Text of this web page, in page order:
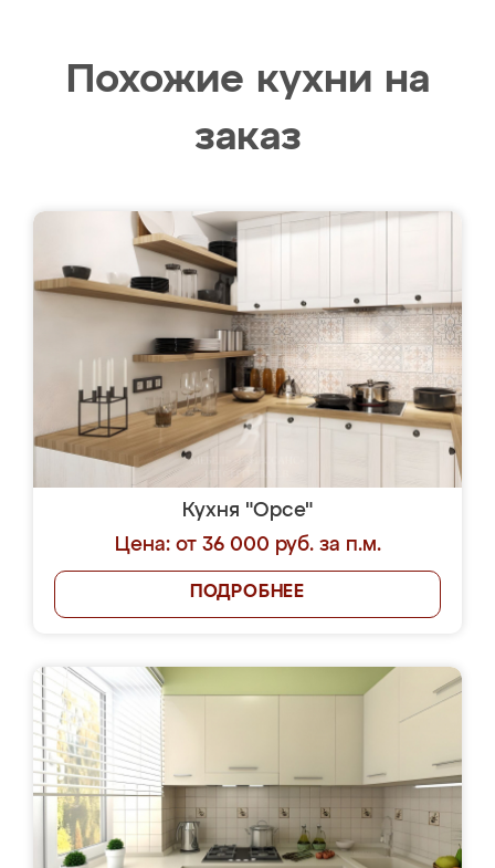
Похожие кухни на
заказ
Кухня "Орсе"
Цена: от 36 000 руб. за п.м.
ПОДРОБНЕЕ